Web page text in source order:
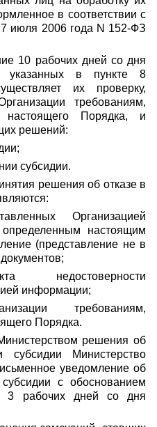
в соответствии с
июля 2006 года N 152-ФЗ
10 рабочих дней со дня
указанных в пункте 8
их проверку,
требованиям,
Порядка, и
решений:
субсидии.
решения об отказе в
Организацией
настоящим
(представление не в
недостоверности
информации;
требованиям,
Порядка.
решения об
субсидии Министерство
уведомление об
с обоснованием
3 рабочих дней со дня